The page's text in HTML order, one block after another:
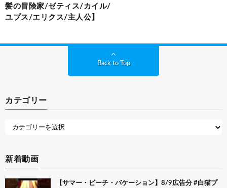
髪の冒険家/ゼティス/カイル/
ユプス/エリクス/主人公】
Back to Top
カテゴリー
新着動画
【サマー・ビーチ・バケーション】8/9広告分 #白猫プ